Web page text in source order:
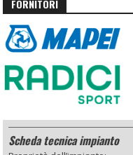
FORNITORI
Scheda tecnica impianto